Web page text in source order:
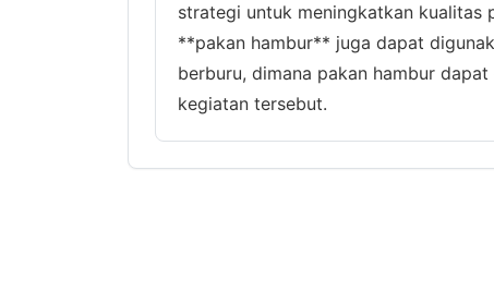
strategi untuk meningkatkan kualitas
**pakan hambur** juga dapat
berburu, dimana pakan hambur
kegiatan tersebut.